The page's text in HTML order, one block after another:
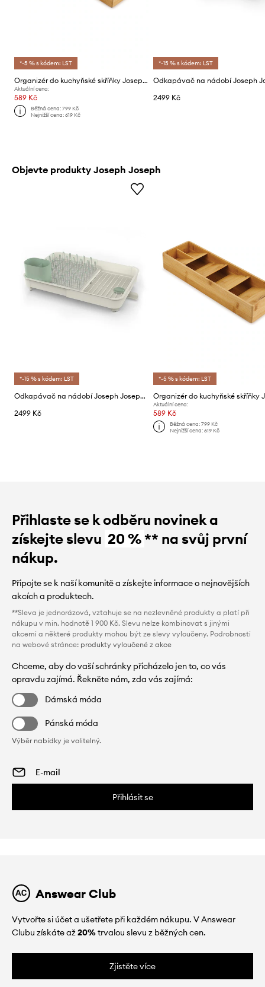
*-5 % s kódem: LST
Organizér do kuchyňské skříňky Joseph Joseph Drawerstore
Aktuální cena:
589 Kč
Běžná cena:799 Kč
Nejnižší cena:619 Kč
*-15 % s kódem: LST
2499 Kč
Objevte produkty Joseph Joseph
*-15 % s kódem: LST
Odkapávač na nádobí Joseph Joseph Extend™
2499 Kč
*-5 % s kódem: LST
Aktuální cena:
589 Kč
Běžná cena: 799 Kč
Nejnižší cena: 619 Kč
Přihlaste se k odběru novinek a
získejte slevu 20 %** na svůj první
nákup.
Připojte se k naší komunitě a získejte informace o nejnovějších
akcích a produktech.
**Sleva je jednorázová, vztahuje se na nezlevněné produkty a platí při
nákupu v min. hodnotě 1 900 Kč. Slevu nelze kombinovat s jinými
akcemi a některé produkty mohou být ze slevy vyloučeny. Podrobnosti
na webové stránce: produkty vyloučené z akce
Chceme, aby do vaší schránky přicházelo jen to, co vás
opravdu zajímá. Řekněte nám, zda vás zajímá:
Dámská móda
Pánská móda
Výběr nabídky je volitelný.
Přihlásit se
Answear Club
Vytvořte si účet a ušetřete při každém nákupu. V Answear
Clubu získáte až20%trvalou slevu z běžných cen.
Zjistěte více